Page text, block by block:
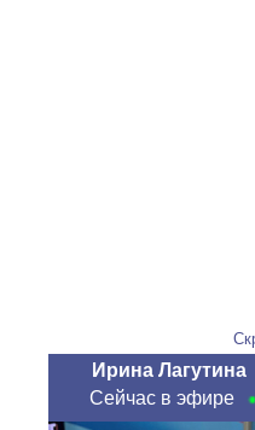
Ирина Лагутина
Сейчас в эфире